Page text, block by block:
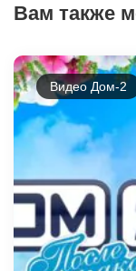
Вам также
Видео Дом-2